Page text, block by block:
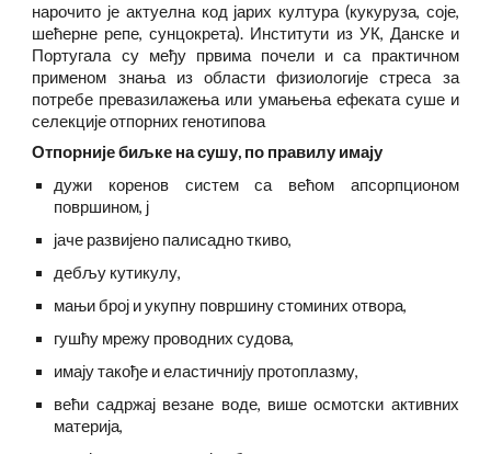
нарочито је актуелна код јарих култура (кукуруза, соје,
шећерне репе, сунцокрета). Институти из УК, Данске и
Португала су међу првима почели и са практичном
применом знања из области физиологије стреса за
потребе превазилажења или умањења ефеката суше и
селекције отпорних генотипова
Отпорније биљке на сушу, по правилу имају
дужи коренов систем са већом апсорпционом
површином, ј
јаче развијено палисадно ткиво,
дебљу кутикулу,
мањи број и укупну површину стоминих отвора,
гушћу мрежу проводних судова,
имају такође и еластичнију протоплазму,
већи садржај везане воде, више осмотски активних
материја,